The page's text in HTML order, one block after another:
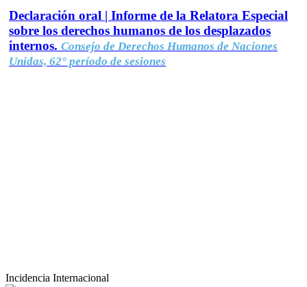
Declaración oral | Informe de la Relatora Especial
sobre los derechos humanos de los desplazados
internos. Consejo de Derechos Humanos de Naciones
Unidas, 62° período de sesiones
Incidencia Internacional